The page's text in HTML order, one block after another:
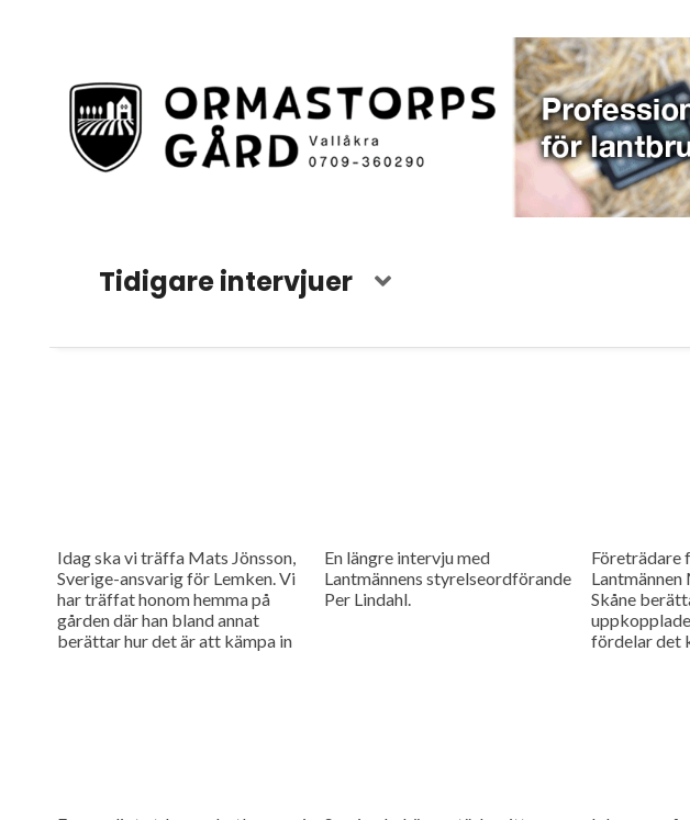
Tidigare intervjuer
Idag ska vi träffa Mats Jönsson,
Sverige-ansvarig för Lemken. Vi
har träffat honom hemma på
gården där han bland annat
berättar hur det är att kämpa in
En längre intervju med
Lantmännens styrelseordförande
Per Lindahl.
Företrädare
Skåne
fördelar det